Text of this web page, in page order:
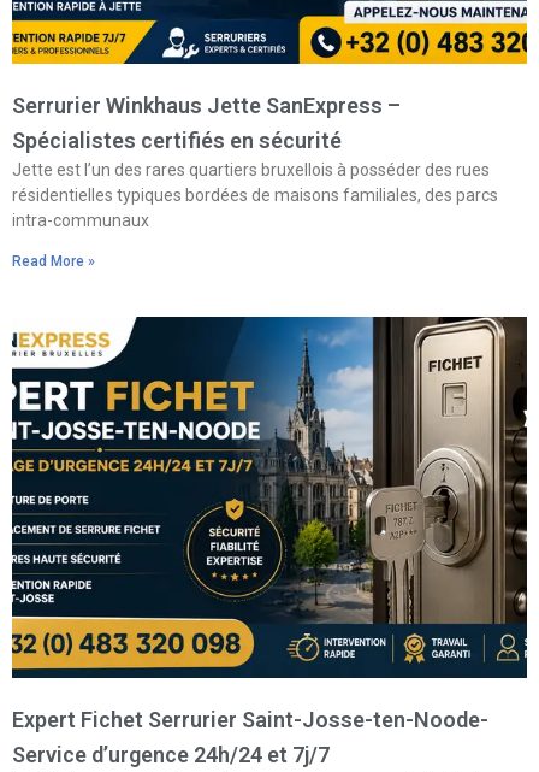
Serrurier Winkhaus Jette SanExpress –
Spécialistes certifiés en sécurité
Jette est l’un des rares quartiers bruxellois à posséder des rues
résidentielles typiques bordées de maisons familiales, des parcs
intra-communaux
Read More »
Expert Fichet Serrurier Saint-Josse-ten-Noode-
Service d’urgence 24h/24 et 7j/7